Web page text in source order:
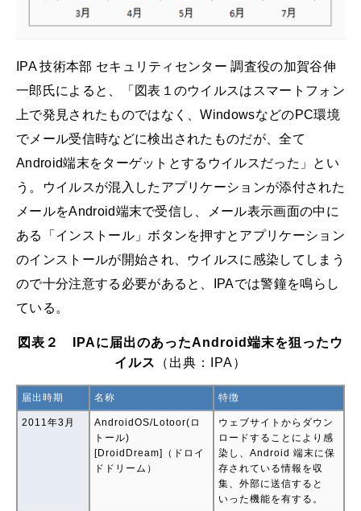
IPA 技術本部 セキュリティセンター 調査役の加賀谷伸
一郎氏によると、「図表１のウイルスはスマートフォン
上で発見されたものではなく、WindowsなどのPC環境
でメール受信時などに検出されたものだが、全て
Android端末をターゲットとするウイルスだった」とい
う。ウイルスが混入したアプリケーションが添付された
メールをAndroid端末で受信し、メール表示画面の中に
ある「インストール」ボタンを押すとアプリケーション
のインストールが開始され、ウイルスに感染してしまう
ので十分注意する必要があると、IPAでは警鐘を鳴らし
ている。
図表２ IPAに届出のあったAndroid端末を狙ったウ
イルス
（出典：IPA）
届出時期 名称 特徴
2011年3月
AndroidOS/Lotoor(ロ
トール)
[DroidDream]（ドロイ
ドドリーム）
ウェブサイトからダウン
ロードすることにより感
染し、Android 端末に保
存されている情報を収
集、外部に送信すると
いった機能を有する。